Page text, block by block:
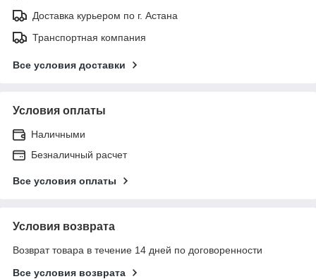
Доставка курьером по г. Астана
Транспортная компания
Все условия доставки
Условия оплаты
Наличными
Безналичный расчет
Все условия оплаты
Условия возврата
Возврат товара в течение 14 дней по договоренности
Все условия возврата